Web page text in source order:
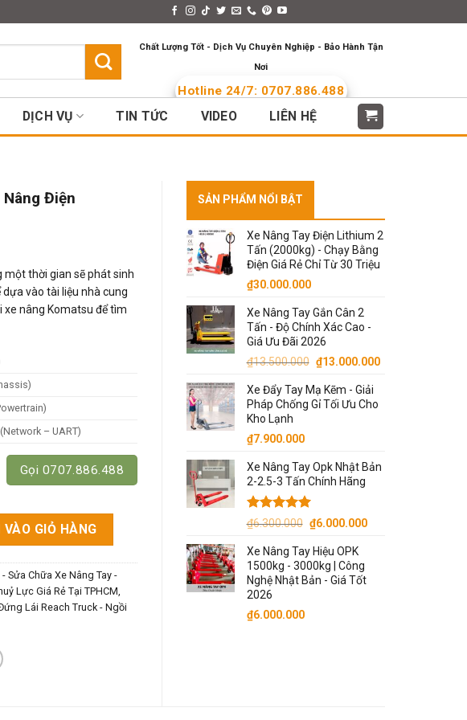
Chất Lượng Tốt - Dịch Vụ Chuyên Nghiệp - Bảo Hành Tận
Nơi
Hotline 24/7: 0707.886.488
DỊCH VỤ TIN TỨC VIDEO LIÊN HỆ
Nâng Điện
một thời gian sẽ phát sinh
vào tài liệu nhà cung
xe nâng Komatsu để tìm
– UART)
Gọi 0707.886.488
Điện Komatsu số lượng
GIỎ HÀNG
Sửa Chữa Xe Nâng Tay -
Lực Giá Rẻ Tại TPHCM,
Lái Reach Truck - Ngồi
SẢN PHẨM NỔI BẬT
Xe Nâng Tay Điện Lithium 2
Tấn (2000kg) - Chạy Bằng
Điện Giá Rẻ Chỉ Từ 30 Triệu
₫30.000.000
Xe Nâng Tay Gắn Cân 2
Tấn - Độ Chính Xác Cao -
Giá Ưu Đãi 2026
₫13.500.000 Giá
là:
₫13.500.000.
₫13.000.000Giá
Xe Đẩy Tay Mạ Kẽm - Giải
Pháp Chống Gỉ Tối Ưu Cho
Kho Lạnh
₫7.900.000
Xe Nâng Tay Opk Nhật Bản
2-2.5-3 Tấn Chính Hãng
Được xếp
5 sao
₫6.300.000 Giá
là:
₫6.300.000.
₫6.000.000Giá
₫6.000.000.
Xe Nâng Tay Hiệu OPK
1500kg - 3000kg | Công
Nghệ Nhật Bản - Giá Tốt
2026
₫6.000.000